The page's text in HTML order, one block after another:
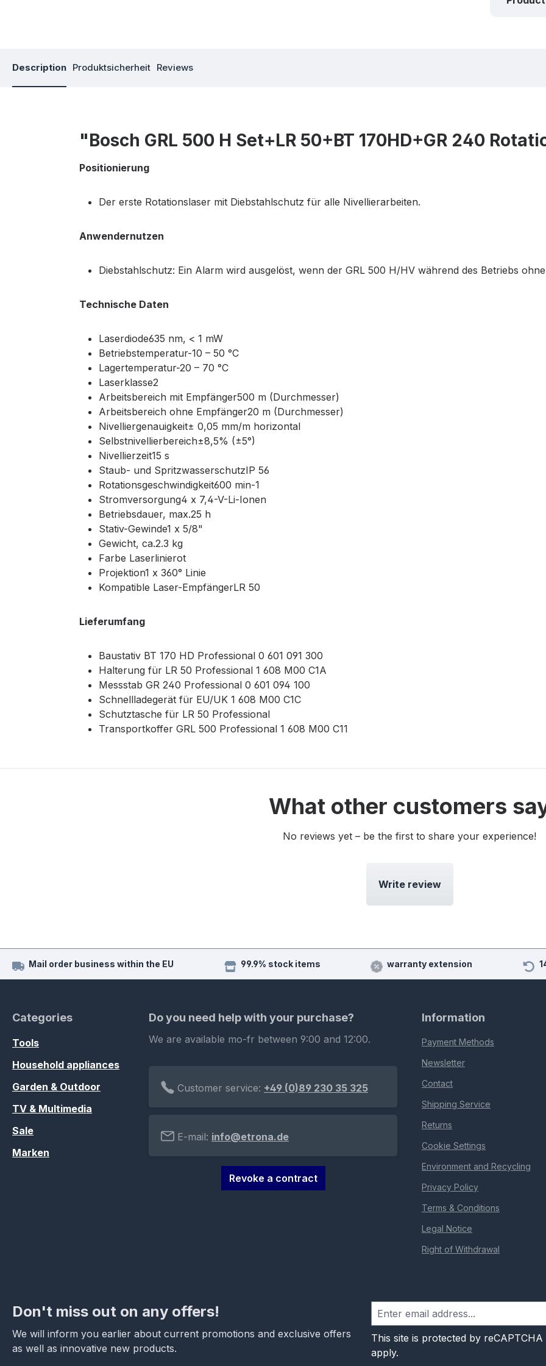
Description Produktsicherheit Reviews
"Bosch GRL 500 H Set+LR 50+BT 170HD+GR 240
Positionierung
Der erste Rotationslaser mit Diebstahlschutz für alle Nivellierarbeiten.
Anwendernutzen
Diebstahlschutz: Ein Alarm wird ausgelöst, wenn der GRL 500 H/HV während des Betriebs
Technische Daten
Laserdiode635 nm, < 1 mW
Betriebstemperatur-10 – 50 °C
Lagertemperatur-20 – 70 °C
Laserklasse2
Arbeitsbereich mit Empfänger500 m (Durchmesser)
Arbeitsbereich ohne Empfänger20 m (Durchmesser)
Nivelliergenauigkeit± 0,05 mm/m horizontal
Selbstnivellierbereich±8,5% (±5°)
Nivellierzeit15 s
Staub- und SpritzwasserschutzIP 56
Rotationsgeschwindigkeit600 min-1
Stromversorgung4 x 7,4-V-Li-Ionen
Betriebsdauer, max.25 h
Stativ-Gewinde1 x 5/8"
Gewicht, ca.2.3 kg
Farbe Laserlinierot
Projektion1 x 360° Linie
Kompatible Laser-EmpfängerLR 50
Lieferumfang
Baustativ BT 170 HD Professional 0 601 091 300
Halterung für LR 50 Professional 1 608 M00 C1A
Messstab GR 240 Professional 0 601 094 100
Schnellladegerät für EU/UK 1 608 M00 C1C
Schutztasche für LR 50 Professional
Transportkoffer GRL 500 Professional 1 608 M00 C11
What other customers
No reviews yet – be the first to share your experience!
Write review
Mail order business within the EU 99.9% stock items warranty extension
Categories
Tools
Household appliances
Garden & Outdoor
TV & Multimedia
Sale
Marken
Do you need help with your purchase?
We are available mo-fr between 9:00 and 12:00.
Customer service: +49 (0)89 230 35 325
E-mail: info@etrona.de
Revoke a contract
Information
Payment Methods
Newsletter
Contact
Shipping Service
Returns
Cookie Settings
Environment and Recycling
Privacy Policy
Terms & Conditions
Legal Notice
Right of Withdrawal
Don't miss out on any offers!
We will inform you earlier about current promotions and exclusive offers
as well as innovative new products.
This site is protected by
apply.